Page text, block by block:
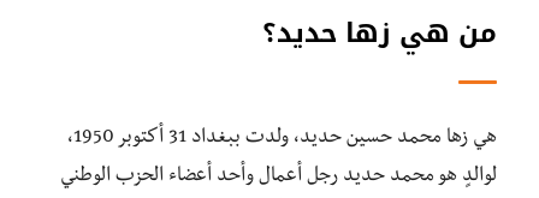
من هي زها حديد؟
هي زها محمد حسين حديد، ولدت ببغداد 31 أكتوبر 1950،
لوالدٍ هو محمد حديد رجل أعمال وأحد أعضاء الحزب الوطني